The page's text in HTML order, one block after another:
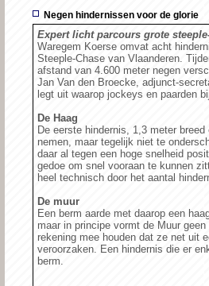
Negen hindernissen voor de glorie
Expert licht parcours grote
Waregem Koerse omvat acht
Steeple-Chase van Vlaanderen.
afstand van 4.600 meter negen
Jan Van den Broecke, adjunct-
legt uit waarop jockeys en paarden
De Haag
De eerste hindernis, 1,3 meter
nemen, maar tegelijk niet te
daar al tegen een hoge snelheid
gedoe om snel vooraan te kunnen
heel technisch door het aantal
De muur
Een berm aarde met daarop een
maar in principe vormt de Muur
rekening mee houden dat ze net uit
veroorzaken. Een hindernis die er
berm.